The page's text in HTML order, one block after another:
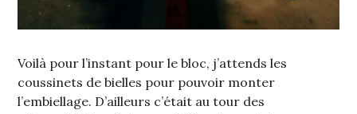
Voilà pour l’instant pour le bloc, j’attends les
coussinets de bielles pour pouvoir monter
l’embiellage. D’ailleurs c’était au tour des